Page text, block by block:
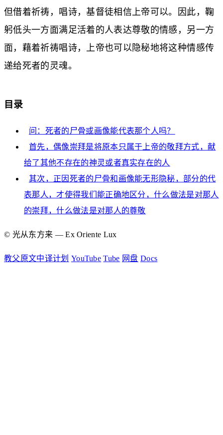
但借着祈祷，唱诗，基督徒相信上帝可以。因此，鞠
躬低头一方面满足活着的人表达尊敬的情感，另一方
面，藉着祈祷唱诗，上帝也可以隐秘地将这种情感传
递给死者的灵魂。
目录
问：死者的尸骨或画像能代表那个人吗？
首先，偶像崇拜是将原本只属于上帝的敬拜方式，献
给了其他不存在的神灵或者真实存在的人
其次，正因死者的尸骨和画像能无形隐秘，部分的代
表那人，才使得我们能正确地区分，什么做法是对那人
的崇拜，什么做法是对那人的尊敬
© 光从东方来 — Ex Oriente Lux
教父原文中译计划 YouTube Tube 网盘 Docs